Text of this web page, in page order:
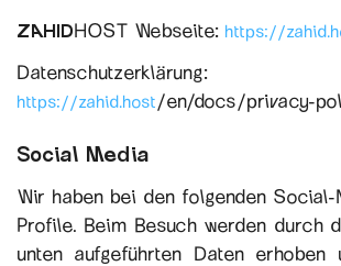
ZAHIDHOST Webseite: https://
Datenschutzerklärung:
https://zahid.host/en/docs/privacy-
Social Media
Wir haben bei den folgenden Social-
Profile. Beim Besuch werden durch
unten aufgeführten Daten erhoben